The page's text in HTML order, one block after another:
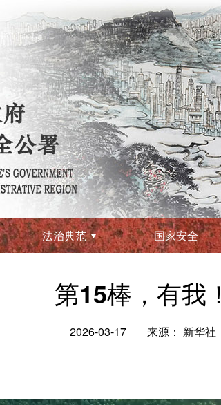
法治典范 国家安全
第15棒，有我！
2026-03-17 来源： 新华社